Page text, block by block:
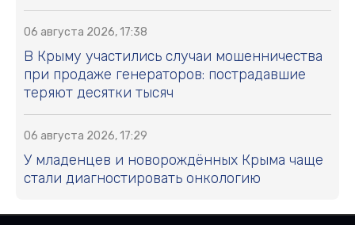
06 августа 2026, 17:38
В Крыму участились случаи мошенничества
при продаже генераторов: пострадавшие
теряют десятки тысяч
06 августа 2026, 17:29
У младенцев и новорождённых Крыма чаще
стали диагностировать онкологию